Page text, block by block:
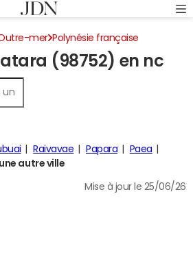
mer Polynésie française
(98752) en nc
Raivavae Papara
Paea
autre ville
Mise à jour le 25/06/26